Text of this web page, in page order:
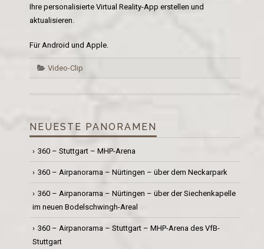
Ihre personalisierte Virtual Reality-App erstellen und
aktualisieren.
Für Android und Apple.
Video-Clip
NEUESTE PANORAMEN
360 – Stuttgart – MHP-Arena
360 – Airpanorama – Nürtingen – über dem Neckarpark
360 – Airpanorama – Nürtingen – über der Siechenkapelle
im neuen Bodelschwingh-Areal
360 – Airpanorama – Stuttgart – MHP-Arena des VfB-
Stuttgart